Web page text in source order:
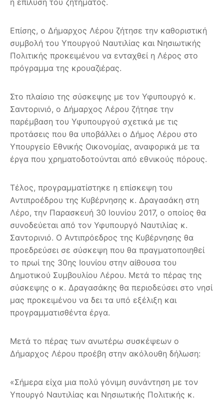
Επίσης, ο Δήμαρχος Λέρου ζήτησε την καθοριστική
συμβολή του Υπουργού Ναυτιλίας και Νησιωτικής
Πολιτικής προκειμένου να ενταχθεί η Λέρος στο
πρόγραμμα της κρουαζιέρας.
Στο πλαίσιο της σύσκεψης με τον Υφυπουργό κ.
Σαντορινιό, ο Δήμαρχος Λέρου ζήτησε την
παρέμβαση του Υφυπουργού σχετικά με τις
προτάσεις που θα υποβάλλει ο Δήμος Λέρου στο
Υπουργείο Εθνικής Οικονομίας, αναφορικά με τα
έργα που χρηματοδοτούνται από εθνικούς πόρους.
Τέλος, προγραμματίστηκε η επίσκεψη του
Αντιπροέδρου της Κυβέρνησης κ. Δραγασάκη στη
Λέρο, την Παρασκευή 30 Ιουνίου 2017, ο οποίος θα
συνοδεύεται από τον Υφυπουργό Ναυτιλίας κ.
Σαντορινιό. Ο Αντιπρόεδρος της Κυβέρνησης θα
προεδρεύσει σε σύσκεψη που θα πραγματοποιηθεί
το πρωί της 30ης Ιουνίου στην αίθουσα του
Δημοτικού Συμβουλίου Λέρου. Μετά το πέρας της
σύσκεψης ο κ. Δραγασάκης θα περιοδεύσει στο νησί
μας προκειμένου να δει τα υπό εξέλιξη και
προγραμματισθέντα έργα.
Μετά το πέρας των ανωτέρω συσκέψεων ο
Δήμαρχος Λέρου προέβη στην ακόλουθη δήλωση:
«Σήμερα είχα μια πολύ γόνιμη συνάντηση με τον
Υπουργό Ναυτιλίας και Νησιωτικής Πολιτικής κ.